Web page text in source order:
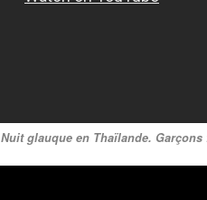
Nuit glauque en Thaïlande.